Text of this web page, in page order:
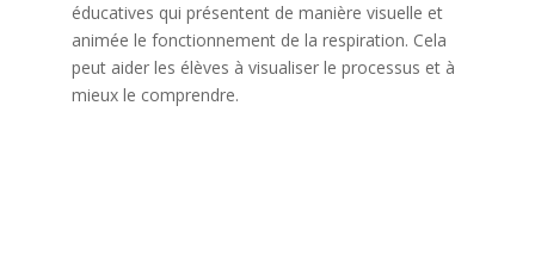
éducatives qui présentent de manière visuelle et
animée le fonctionnement de la respiration. Cela
peut aider les élèves à visualiser le processus et à
mieux le comprendre.